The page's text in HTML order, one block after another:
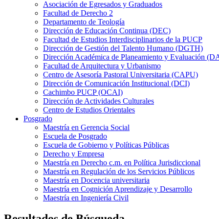
Asociación de Egresados y Graduados
Facultad de Derecho 2
Departamento de Teología
Dirección de Educación Continua (DEC)
Facultad de Estudios Interdisciplinarios de la PUCP
Dirección de Gestión del Talento Humano (DGTH)
Dirección Académica de Planeamiento y Evaluación
Facultad de Arquitectura y Urbanismo
Centro de Asesoría Pastoral Universitaria (CAPU)
Dirección de Comunicación Institucional (DCI)
Cachimbo PUCP (OCAI)
Dirección de Actividades Culturales
Centro de Estudios Orientales
Posgrado
Maestría en Gerencia Social
Escuela de Posgrado
Escuela de Gobierno y Políticas Públicas
Derecho y Empresa
Maestría en Derecho c.m. en Política Jurisdiccional
Maestría en Regulación de los Servicios Públicos
Maestría en Docencia universitaria
Maestría en Cognición Aprendizaje y Desarrollo
Maestría en Ingeniería Civil